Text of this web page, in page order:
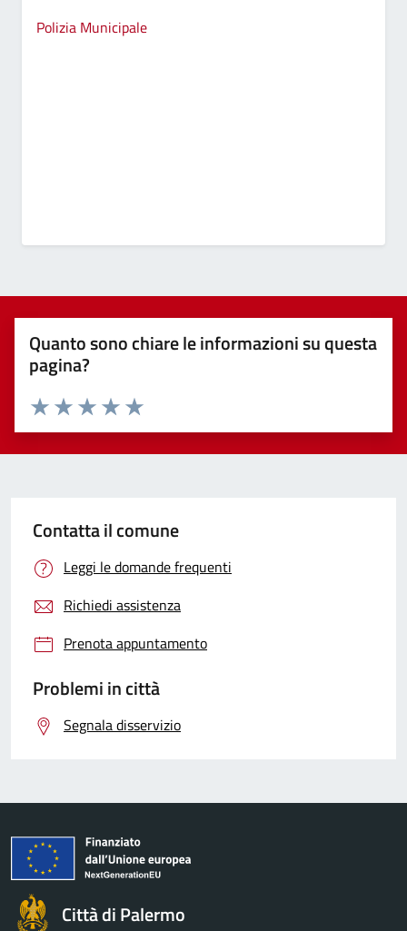
Polizia Municipale
Quanto sono chiare le informazioni su questa
pagina?
Valuta 5 stelle su 5
Valuta 4 stelle su 5
Valuta 3 stelle su 5
Valuta 2 stelle su 5
Valuta 1 stelle su 5
Contatta il comune
Leggi le domande frequenti
Richiedi assistenza
Prenota appuntamento
Problemi in città
Segnala disservizio
Città di Palermo